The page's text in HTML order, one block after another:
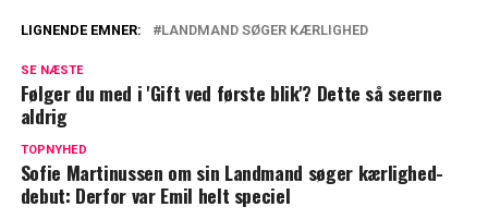
kærlighed' tilbage: Et ansigt vil du kunne
genkende
tilbage
LIGNENDE EMNER: LANDMAND SØGER KÆRLIGHED
SE NÆSTE
Følger du med i 'Gift ved første blik'? Dette så seerne
aldrig
TOPNYHED
Sofie Martinussen om sin Landmand søger kærlighed-
debut: Derfor var Emil helt speciel